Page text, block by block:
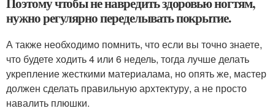
нужно регулярно переделывать покрытие.
А также необходимо помнить, что если вы точно знаете,
что будете ходить 4 или 6 недель, тогда лучше делать
укрепление жесткими материалама, но опять же, мастер
должен сделать правильную архтектуру, а не просто
навалить плюшки.